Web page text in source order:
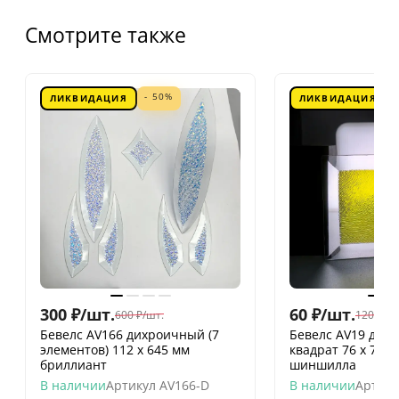
Смотрите также
ЛИКВИДАЦИЯ - 50%
300 ₽/шт.600 ₽/шт.
Бевелс AV166 дихроичный (7
элементов) 112 х 645 мм
бриллиант
В наличииАртикул AV166-D
ЛИКВИДАЦИЯ
60 ₽/шт.120
Бевелс AV19
квадрат 76 х 76
шиншилла
В наличии